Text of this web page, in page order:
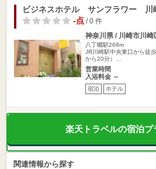
ビジネスホテル サンフラワー 川
-点/ 0 件
神奈川県 / 川崎市川崎
八丁畷駅268m
JR川崎駅中央東口から徒
から20分）…
営業時間
入浴料金 ～
宿泊 ホテル
楽天トラベルの宿泊プ
関連情報から探す